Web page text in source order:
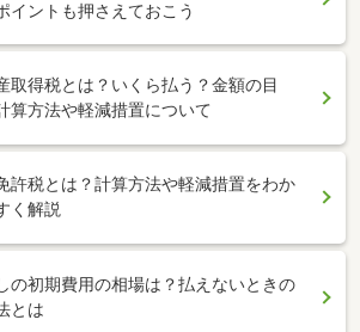
イントも押さえておこう
取得税とは？いくら払う？金額の目
算方法や軽減措置について
許税とは？計算方法や軽減措置をわか
く解説
の初期費用の相場は？払えないときの
とは